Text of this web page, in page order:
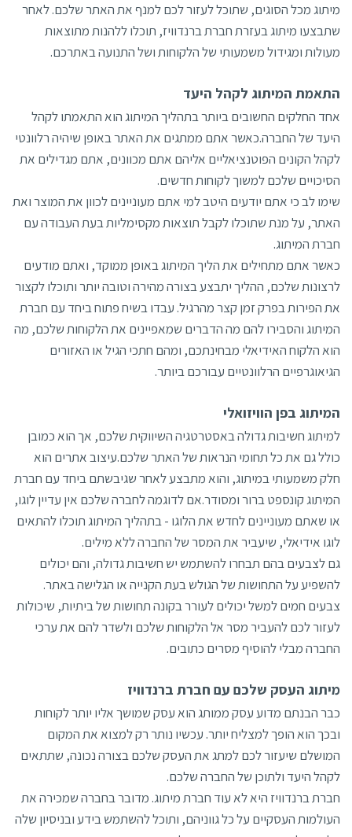
מיתוג מכל הסוגים, שתוכל לעזור לכם למנף את האתר שלכם. לאחר
שתבצעו מיתוג בעזרת חברת ברנדוויז, תוכלו ללהנות מתוצאות
מעולות ומגידול משמעותי של הלקוחות ושל התנועה באתרכם.
התאמת המיתוג לקהל היעד
אחד החלקים החשובים ביותר בתהליך המיתוג הוא התאמתו לקהל
היעד של החברה.כאשר אתם ממתגים את האתר באופן שיהיה רלוונטי
לקהל הקונים הפוטנציאליים אליהם אתם מכוונים, אתם מגדילים את
הסיכויים שלכם למשוך לקוחות חדשים.
שימו לב כי אתם יודעים היטב למי אתם מעוניינים לכוון את המוצר ואת
האתר, על מנת שתוכלו לקבל תוצאות מקסימליות בעת העבודה עם
חברת המיתוג.
כאשר אתם מתחילים את הליך המיתוג באופן ממוקד, ואתם מודעים
לרצונות שלכם, ההליך יתבצע בצורה מהירה וטובה יותר ותוכלו לקצור
את הפירות בפרק זמן קצר מהרגיל. עבדו בשיח פתוח ביחד עם חברת
המיתוג והסבירו להם מה הדברים שמאפיינים את הלקוחות שלכם, מה
הוא הלקוח האידיאלי מבחינתכם, ומהם חתכי הגיל או האזורים
הגיאוגרפיים הרלוונטיים עבורכם ביותר.
המיתוג בפן הוויזואלי
למיתוג חשיבות גדולה באסטרטגיה השיווקית שלכם, אך הוא כמובן
כולל גם את כל תחומי הנראות של האתר שלכם.עיצוב אתרים הוא
חלק משמעותי במיתוג, והוא מתבצע לאחר שגיבשתם ביחד עם חברת
המיתוג קונספט ברור ומסודר.אם לדוגמה לחברה שלכם אין עדיין לוגו,
או שאתם מעוניינים לחדש את הלוגו - בתהליך המיתוג תוכלו להתאים
לוגו אידיאלי, שיעביר את המסר של החברה ללא מילים.
גם לצבעים בהם תבחרו להשתמש יש חשיבות גדולה, והם יכולים
להשפיע על התחושות של הגולש בעת הקנייה או הגלישה באתר.
צבעים חמים למשל יכולים לעורר בקונה תחושות של ביתיות, שיכולות
לעזור לכם להעביר מסר אל הלקוחות שלכם ולשדר להם את ערכי
החברה מבלי להוסיף מסרים כתובים.
מיתוג העסק שלכם עם חברת ברנדוויז
כבר הבנתם מדוע עסק ממותג הוא עסק שמושך אליו יותר לקוחות
ובכך הוא הופך למצליח יותר. עכשיו נותר רק למצוא את המקום
המושלם שיעזור לכם למתג את העסק שלכם בצורה נכונה, שתתאים
לקהל היעד ולתוכן של החברה שלכם.
חברת ברנדוויז היא לא עוד חברת מיתוג. מדובר בחברה שמכירה את
העולמות העסקיים על כל גווניהם, ותוכל להשתמש בידע ובניסיון שלה